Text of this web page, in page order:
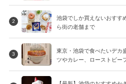
2
池袋でしか買えないおすす
ら街の老舗まで
3
東京・池袋で食べたいデカ
ツやカレー、ローストビー